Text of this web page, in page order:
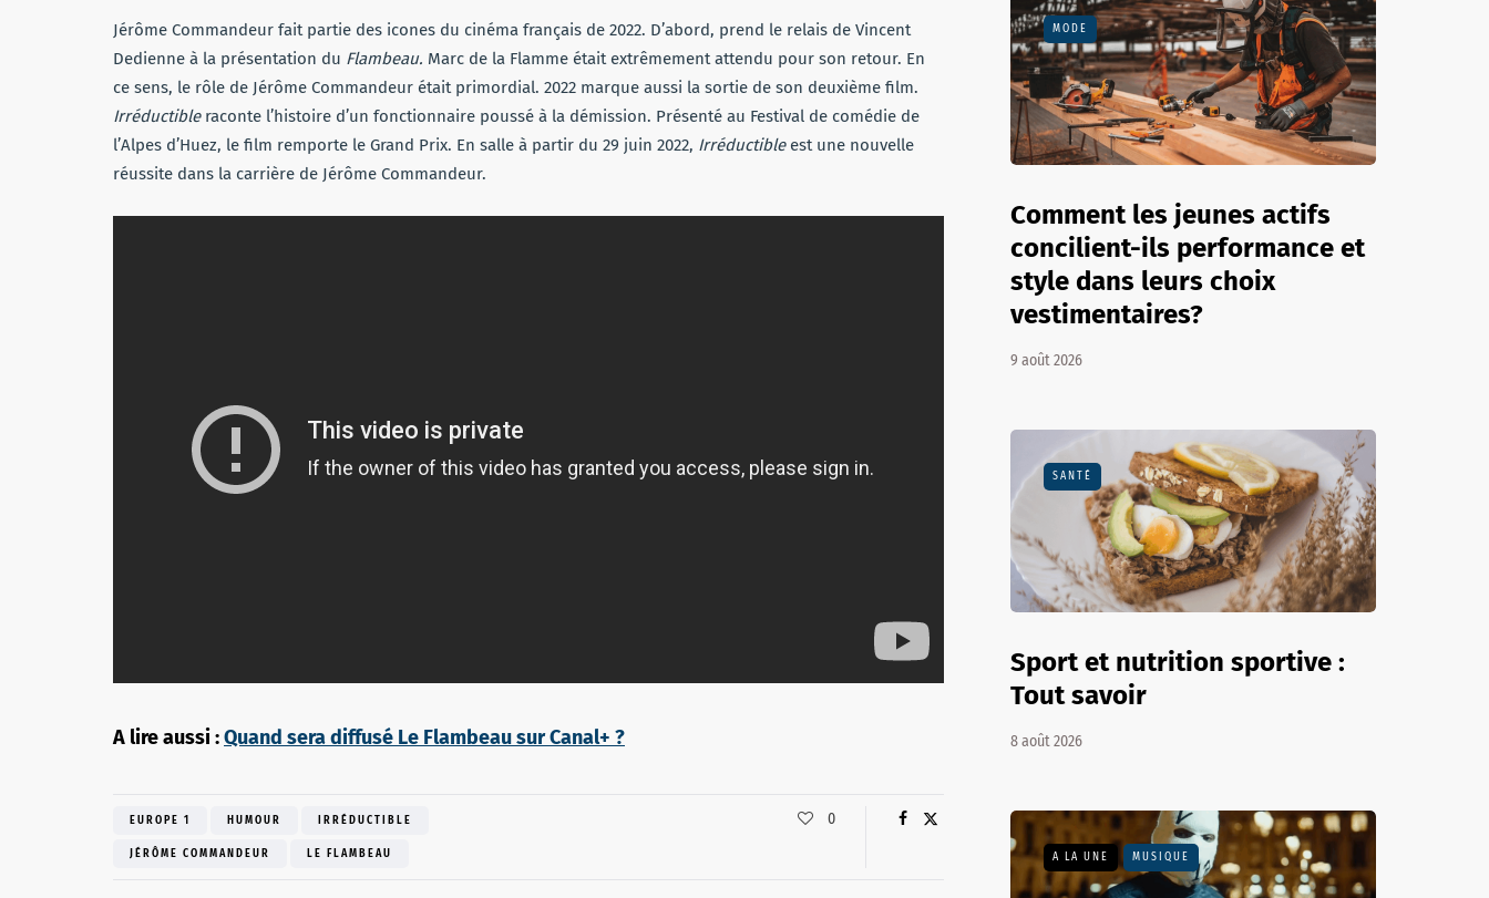
Jérôme Commandeur fait partie des icones du cinéma français de 2022. D’abord, prend le relais de Vincent
Dedienne à la présentation du Flambeau. Marc de la Flamme était extrêmement attendu pour son retour. En
ce sens, le rôle de Jérôme Commandeur était primordial. 2022 marque aussi la sortie de son deuxième film.
Irréductible raconte l’histoire d’un fonctionnaire poussé à la démission. Présenté au Festival de comédie de
l’Alpes d’Huez, le film remporte le Grand Prix. En salle à partir du 29 juin 2022, Irréductible est une nouvelle
réussite dans la carrière de Jérôme Commandeur.
A lire aussi :Quand sera diffusé Le Flambeau sur Canal+ ?
EUROPE 1 HUMOUR IRRÉDUCTIBLE
JÉRÔME COMMANDEUR LE FLAMBEAU
0
MODE
Comment les jeunes actifs
concilient-ils performance et
style dans leurs choix
vestimentaires?
9 août 2026
SANTÉ
Sport et nutrition sportive :
Tout savoir
8 août 2026
A LA UNE MUSIQUE